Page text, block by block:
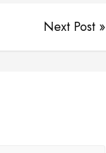
Next Post »